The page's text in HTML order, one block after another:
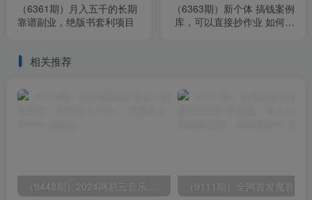
（6361期）月入五千的长期
靠谱副业，绝版书套利项目
（6363期）新个体 搞钱案例
库，可以直接抄作业 如何赚
相关推荐